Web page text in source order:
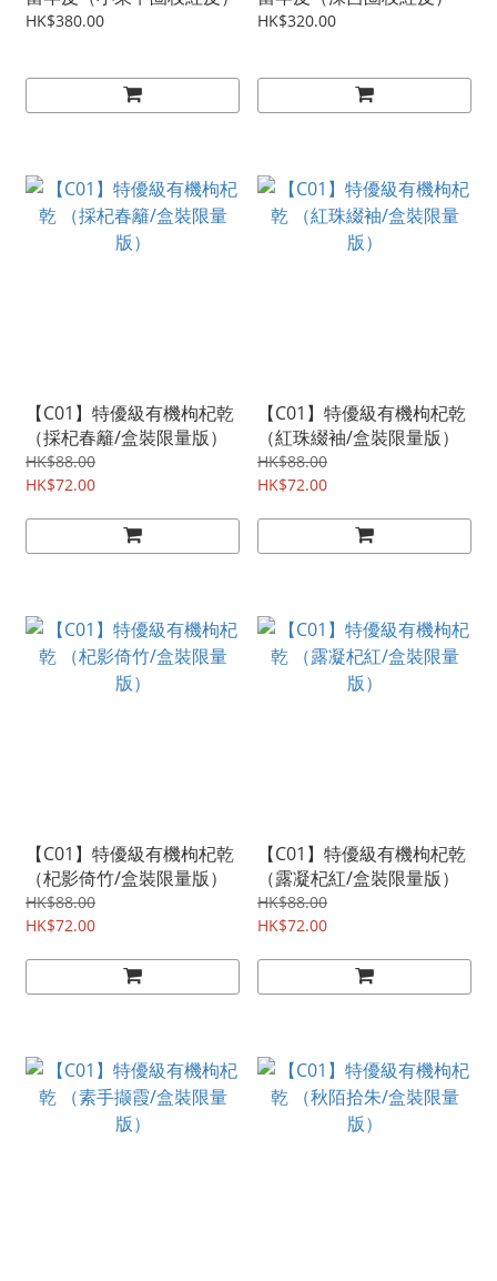
HK$380.00 HK$320.00
【C01】特優級有機枸杞乾
（採杞春籬/盒裝限量版）
HK$88.00
HK$72.00
【C01】特優級有機枸杞乾
（紅珠綴袖/盒裝限量版）
HK$88.00
HK$72.00
【C01】特優級有機枸杞乾
（杞影倚竹/盒裝限量版）
HK$88.00
HK$72.00
【C01】特優級有機枸杞乾
（露凝杞紅/盒裝限量版）
HK$88.00
HK$72.00